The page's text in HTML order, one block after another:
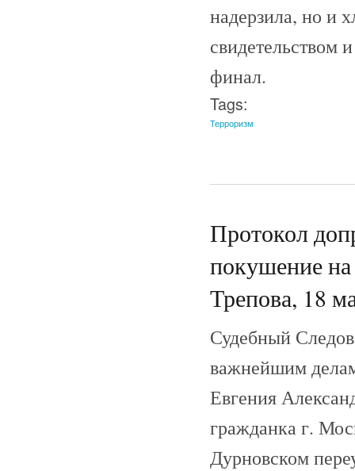
надерзила, но и
свидетельством
финал.
Tags:
Терроризм
Протокол
покушение
Трепова, 18
Судебный
важнейшим
Евгения
гражданка г.
Дурновском